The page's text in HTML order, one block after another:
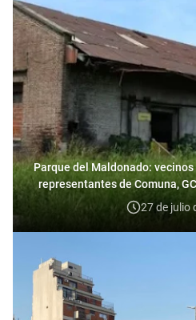
Parque del Maldonado:
representantes de Comuna,
27 de julio